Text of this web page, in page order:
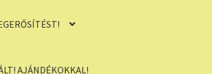
AJÁNDÉKOKKAL!